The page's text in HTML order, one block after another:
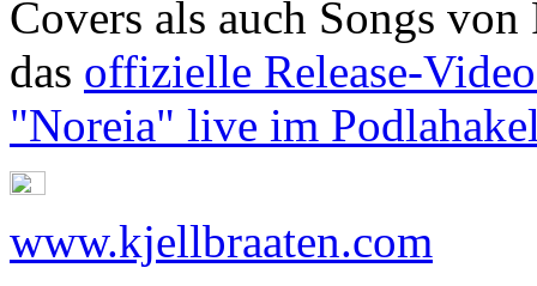
Covers als auch Songs
das offizielle Release-
"Noreia" live im
www.kjellbraaten.com